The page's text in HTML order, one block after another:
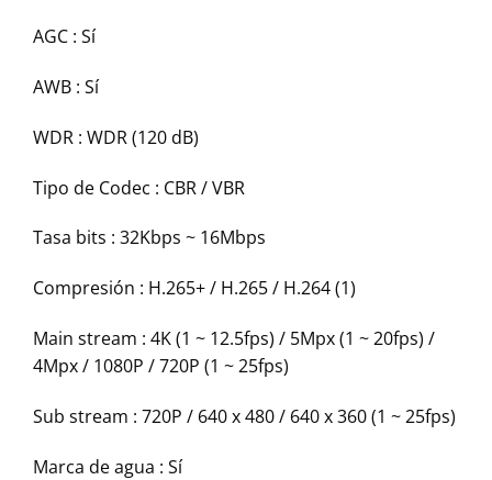
AGC : Sí
AWB : Sí
WDR : WDR (120 dB)
Tipo de Codec : CBR / VBR
Tasa bits : 32Kbps ~ 16Mbps
Compresión : H.265+ / H.265 / H.264 (1)
Main stream : 4K (1 ~ 12.5fps) / 5Mpx (1 ~ 20fps) /
4Mpx / 1080P / 720P (1 ~ 25fps)
Sub stream : 720P / 640 x 480 / 640 x 360 (1 ~ 25fps)
Marca de agua : Sí